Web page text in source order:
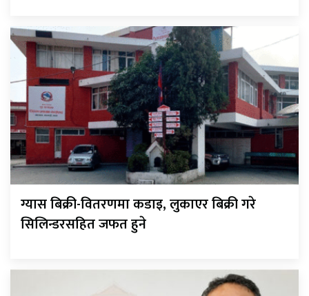
ग्यास बिक्री-वितरणमा कडाइ, लुकाएर बिक्री गरे
सिलिन्डरसहित जफत हुने